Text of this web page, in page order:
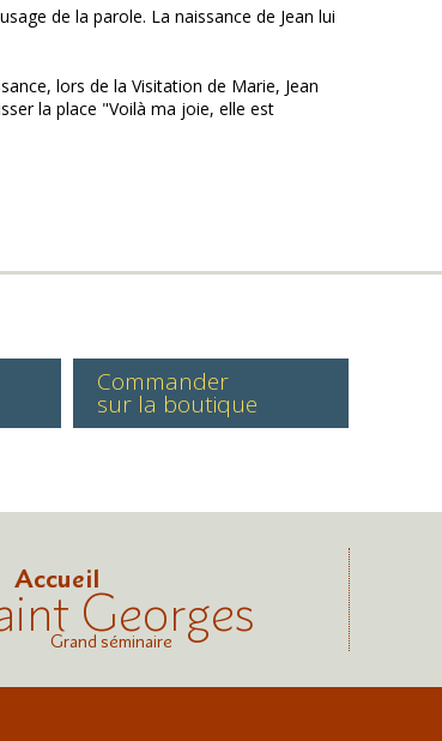
de la parole. La naissance de Jean lui
lors de la Visitation de Marie, Jean
la place "Voilà ma joie, elle est
Commander
sur la boutique
Accueil
Georges
Grand séminaire